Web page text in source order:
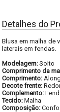
Detalhes do
Blusa em malha de
laterais em fendas.
Modelagem: Solto
Comprimento da
Comprimento:
Decote frente:
Complemento:
Tecido: Malha
Composição: